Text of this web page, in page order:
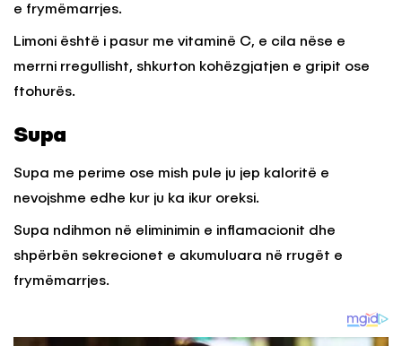
e frymëmarrjes.
Limoni është i pasur me vitaminë C, e cila nëse e
merrni rregullisht, shkurton kohëzgjatjen e gripit ose
ftohurës.
Supa
Supa me perime ose mish pule ju jep kaloritë e
nevojshme edhe kur ju ka ikur oreksi.
Supa ndihmon në eliminimin e inflamacionit dhe
shpërbën sekrecionet e akumuluara në rrugët e
frymëmarrjes.